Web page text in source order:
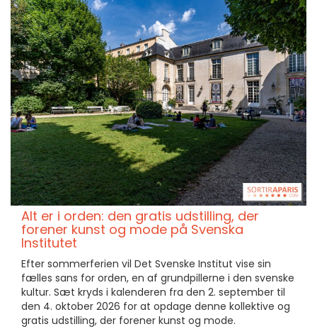
Alt er i orden: den gratis udstilling, der
forener kunst og mode på Svenska
Institutet
Efter sommerferien vil Det Svenske Institut vise sin
fælles sans for orden, en af grundpillerne i den svenske
kultur. Sæt kryds i kalenderen fra den 2. september til
den 4. oktober 2026 for at opdage denne kollektive og
gratis udstilling, der forener kunst og mode.